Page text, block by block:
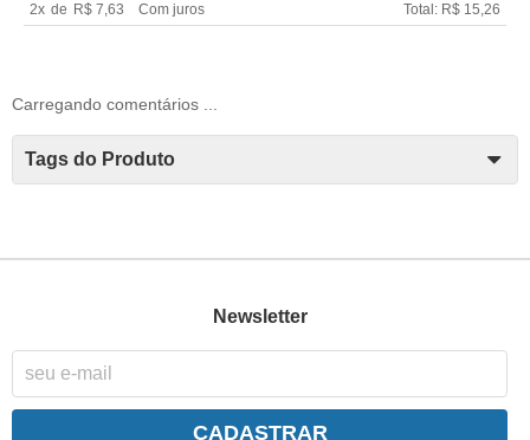
2x de R$ 7,63 Com juros Total: R$ 15,26
Carregando comentários ...
Tags do Produto
Newsletter
CADASTRAR